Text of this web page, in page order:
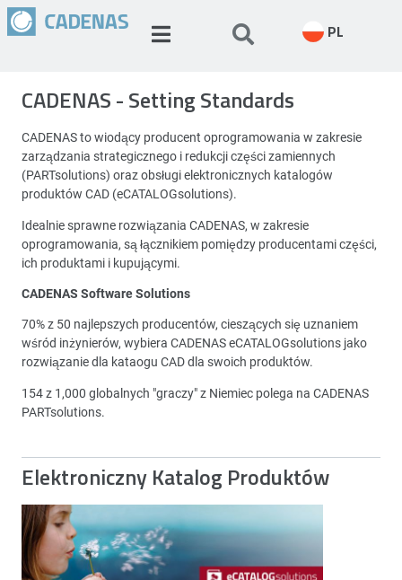
PL
CADENAS - Setting Standards
CADENAS to wiodący producent oprogramowania w zakresie
zarządzania strategicznego i redukcji części zamiennych
(PARTsolutions) oraz obsługi elektronicznych katalogów
produktów CAD (eCATALOGsolutions).
Idealnie sprawne rozwiązania CADENAS, w zakresie
oprogramowania, są łącznikiem pomiędzy producentami części,
ich produktami i kupującymi.
CADENAS Software Solutions
70% z 50 najlepszych producentów, cieszących się uznaniem
wśród inżynierów, wybiera CADENAS eCATALOGsolutions jako
rozwiązanie dla kataogu CAD dla swoich produktów.
154 z 1,000 globalnych "graczy" z Niemiec polega na CADENAS
PARTsolutions.
Elektroniczny Katalog Produktów